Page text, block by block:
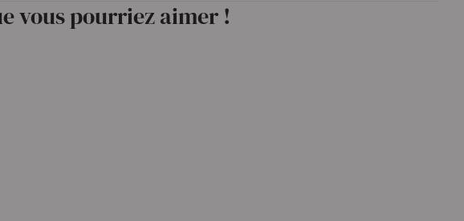
vous pourriez aimer !